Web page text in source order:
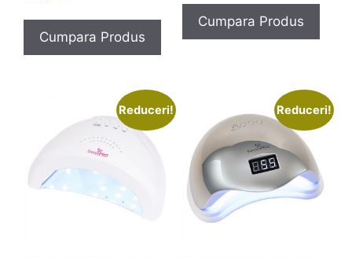
Cumpara Produs
a
fost:
320,00 lei.
este:
2,30 lei.
Cumpara Produs
Reduceri! Reduceri!